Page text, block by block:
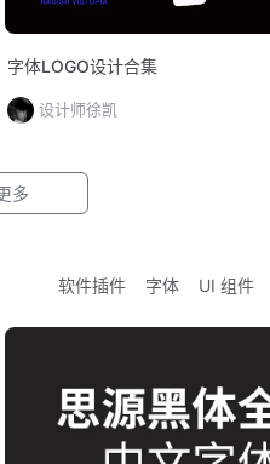
字体LOGO设计合集
设计师徐凯
多
软件插件 字体 UI 组件